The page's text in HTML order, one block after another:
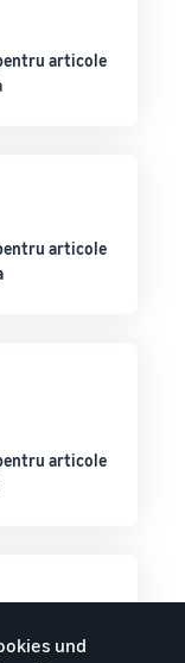
articole
articole
articole
und